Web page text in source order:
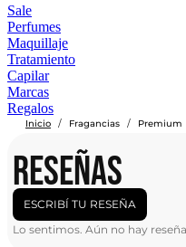
Sale
Perfumes
Maquillaje
Tratamiento
Capilar
Marcas
Regalos
Inicio / Fragancias / Premium
RESEÑAS
ESCRIBÍ TU RESEÑA
Lo sentimos. Aún no hay